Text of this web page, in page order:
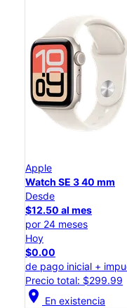
Apple
Watch SE 3 40 mm
Desde
$12.50 al mes
por 24 meses
Hoy
$0.00
de pago inicial +
Precio total: $299.99
location_on En existencia